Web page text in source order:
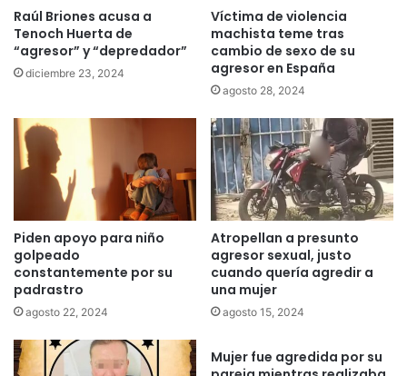
Raúl Briones acusa a
Tenoch Huerta de
“agresor” y “depredador”
diciembre 23, 2024
Víctima de violencia
machista teme tras
cambio de sexo de su
agresor en España
agosto 28, 2024
Piden apoyo para niño
golpeado
constantemente por su
padrastro
agosto 22, 2024
Atropellan a presunto
agresor sexual, justo
cuando quería agredir a
una mujer
agosto 15, 2024
Mujer fue agredida por su